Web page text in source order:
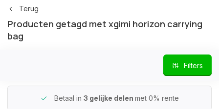
Terug
Producten getagd met xgimi horizon carrying
bag
Filters
Betaal in 3 gelijke delen met 0% rente